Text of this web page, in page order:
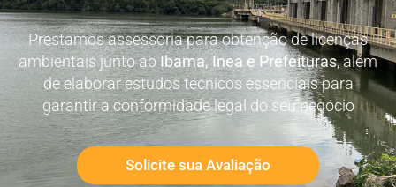
Prestamos assessoria para obtenção de licenças
ambientais junto aoIbama, Inea e Prefeituras, além
de elaborar estudos técnicos essenciais para
garantir a conformidade legal do seu negócio
Solicite sua Avaliação